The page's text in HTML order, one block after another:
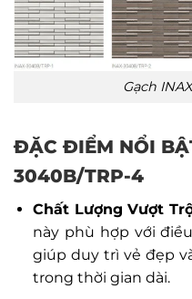
Gạch
ĐẶC ĐIỂM NỔI
3040B/TRP-4
Chất Lượng Vượt
này phù hợp với
giúp duy trì vẻ đẹp
trong thời gian dài.